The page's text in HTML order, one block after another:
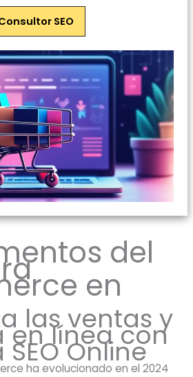
SEO
del
en
las ventas y
en línea con
Online
ha evolucionado en el 2024